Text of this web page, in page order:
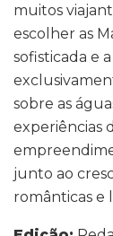
muitos
escolher as
sofisticada e
sobre as
experiências
junto ao
românticas e